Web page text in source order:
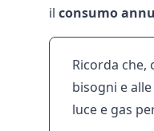
il consumo
Ricorda
bisogni e
luce e gas